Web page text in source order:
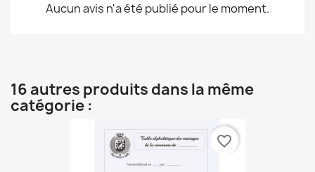
Aucun avis n'a été publié pour le moment.
16 autres produits dans la même
catégorie :
favorite_border